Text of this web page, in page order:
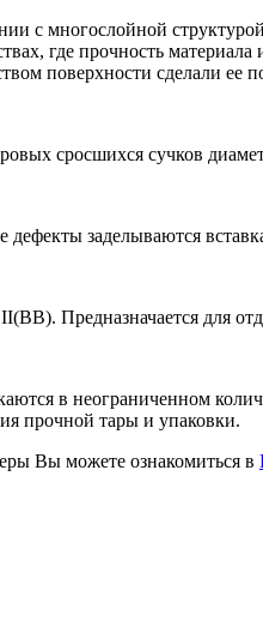
с многослойной
где прочность
поверхности сделали ее
сросшихся сучков
дефекты заделываются
Предназначается для
в неограниченном
прочной тары и упаковки.
Вы можете ознакомиться в